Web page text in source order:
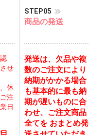
せ
休
注
日
STEP05
商品の発送
発送は、欠品や複
数のご注文により
納期がかかる場合
も基本的に最も納
期が遅いものに合
わせ、ご注文商品
全てを おまとめ発